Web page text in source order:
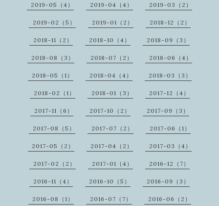
2019-05（4） 2019-04（4） 2019-03（2）
2019-02（5） 2019-01（2） 2018-12（2）
2018-11（2） 2018-10（4） 2018-09（3）
2018-08（3） 2018-07（2） 2018-06（4）
2018-05（1） 2018-04（4） 2018-03（3）
2018-02（1） 2018-01（3） 2017-12（4）
2017-11（6） 2017-10（2） 2017-09（3）
2017-08（5） 2017-07（2） 2017-06（1）
2017-05（2） 2017-04（2） 2017-03（4）
2017-02（2） 2017-01（4） 2016-12（7）
2016-11（4） 2016-10（5） 2016-09（3）
2016-08（1） 2016-07（7） 2016-06（2）